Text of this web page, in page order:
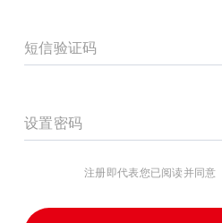
短信验证码
设置密码
注册即代表您已阅读并同意